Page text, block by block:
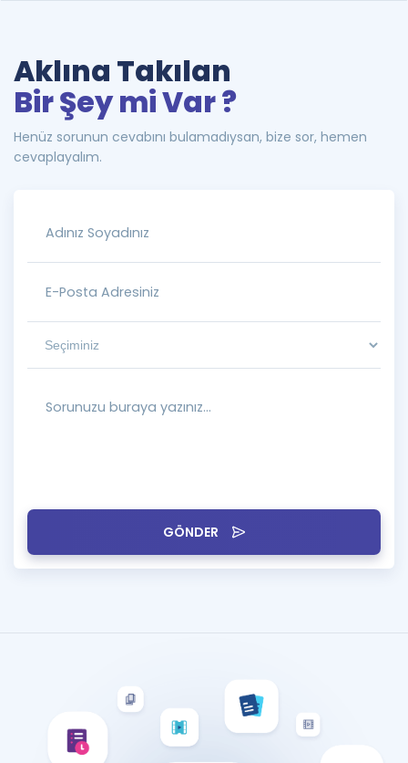
GÖNDER
Aklına Takılan
Bir Şey mi Var ?
Henüz sorunun cevabını bulamadıysan, bize sor, hemen
cevaplayalım.